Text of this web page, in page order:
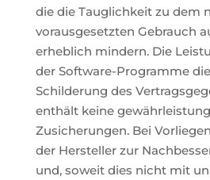
die die Tauglichkeit zu dem
vorausgesetzten Gebrauch
erheblich mindern. Die
der Software-Programme
Schilderung des
enthält keine
Zusicherungen. Bei
der Hersteller zur
und, soweit dies nicht mit